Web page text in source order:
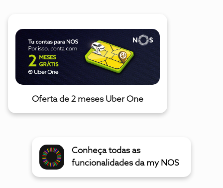
Oferta de 2 meses Uber One
Conheça todas as
funcionalidades da my NOS